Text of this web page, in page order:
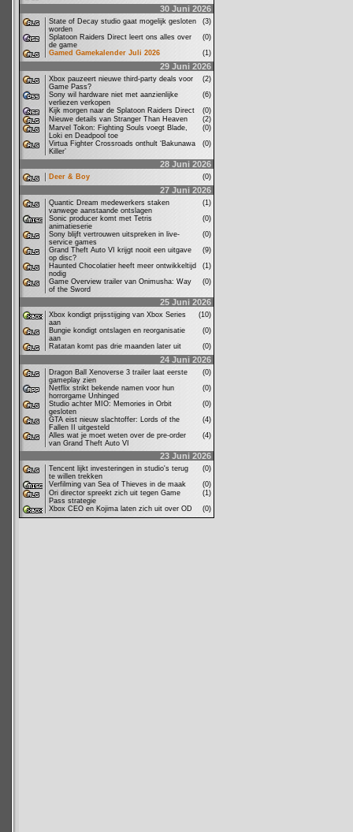
30 Juni 2026
State of Decay studio gaat mogelijk gesloten
worden
(3)
Splatoon Raiders Direct leert ons alles over
de game
(0)
Gamed Gamekalender Juli 2026
(1)
29 Juni 2026
Xbox pauzeert nieuwe third-party deals voor
Game Pass?
(2)
Sony wil hardware niet met aanzienlijke
verliezen verkopen
(6)
Kijk morgen naar de Splatoon Raiders Direct
(0)
Nieuwe details van Stranger Than Heaven
(2)
Marvel Tokon: Fighting Souls voegt Blade,
Loki en Deadpool toe
(0)
Virtua Fighter Crossroads onthult ‘Bakunawa
Killer’
(0)
28 Juni 2026
Deer & Boy (0)
27 Juni 2026
Quantic Dream medewerkers staken
vanwege aanstaande ontslagen
(1)
Sonic producer komt met Tetris
animatieserie
(0)
Sony blijft vertrouwen uitspreken in live-
service games
(0)
Grand Theft Auto VI krijgt nooit een uitgave
op disc?
(9)
Haunted Chocolatier heeft meer ontwikkeltijd
nodig
(1)
Game Overview trailer van Onimusha: Way
of the Sword
(0)
25 Juni 2026
Xbox kondigt prijsstijging van Xbox Series
aan
(10)
Bungie kondigt ontslagen en reorganisatie
aan
(0)
Ratatan komt pas drie maanden later uit
(0)
24 Juni 2026
Dragon Ball Xenoverse 3 trailer laat eerste
gameplay zien
(0)
Netflix strikt bekende namen voor hun
horrorgame Unhinged
(0)
Studio achter MIO: Memories in Orbit
gesloten
(0)
GTA eist nieuw slachtoffer: Lords of the
Fallen II uitgesteld
(4)
Alles wat je moet weten over de pre-order
van Grand Theft Auto VI
(4)
23 Juni 2026
Tencent lijkt investeringen in studio's terug
te willen trekken
(0)
Verfilming van Sea of Thieves in de maak
(0)
Ori director spreekt zich uit tegen Game
Pass strategie
(1)
Xbox CEO en Kojima laten zich uit over OD
(0)